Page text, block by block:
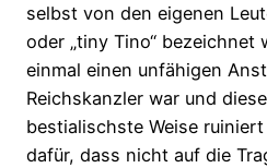
selbst von den eigenen
oder „tiny Tino“ bezeichnet
einmal einen unfähigen
Reichskanzler war und
bestialischste Weise
dafür, dass nicht auf die